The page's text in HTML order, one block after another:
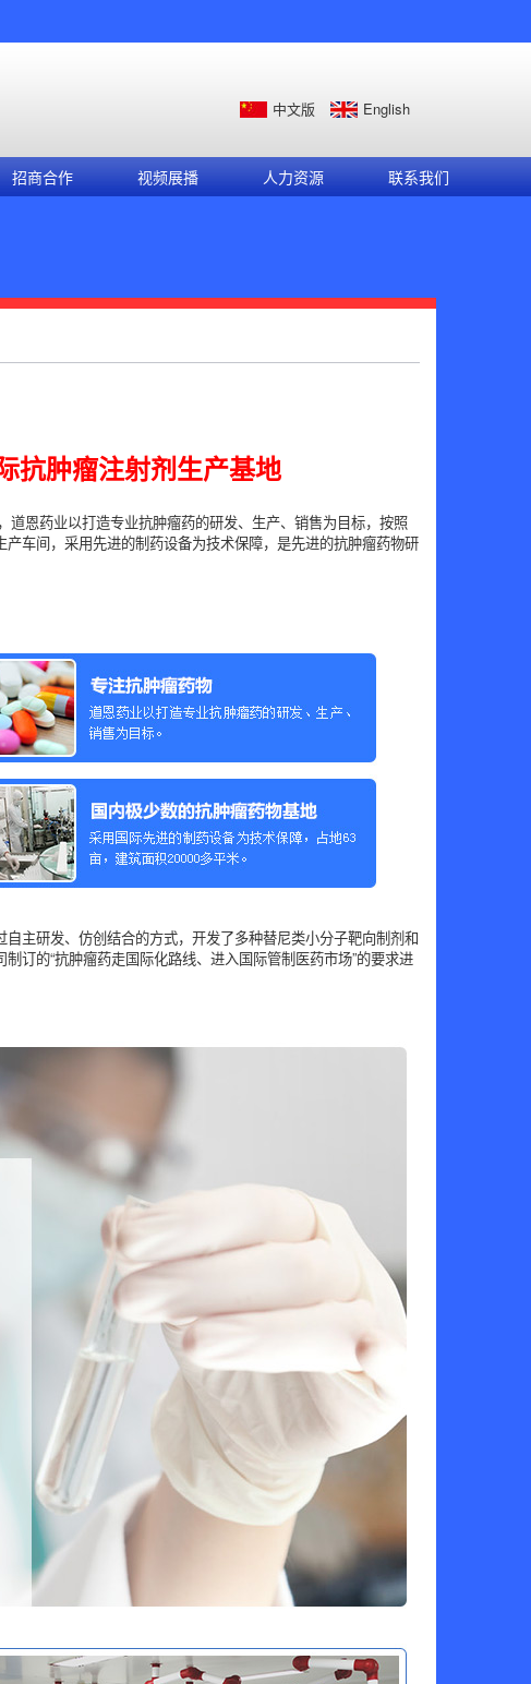
中文版 English
招商合作 视频展播 人力资源 联系我们
抗肿瘤注射剂生产基地
恩药业以打造专业抗肿瘤药的研发、生产、销售为目标，按照
车间，采用先进的制药设备为技术保障，是先进的抗肿瘤药物研
主研发、仿创结合的方式，开发了多种替尼类小分子靶向制剂和
订的“抗肿瘤药走国际化路线、进入国际管制医药市场”的要求进